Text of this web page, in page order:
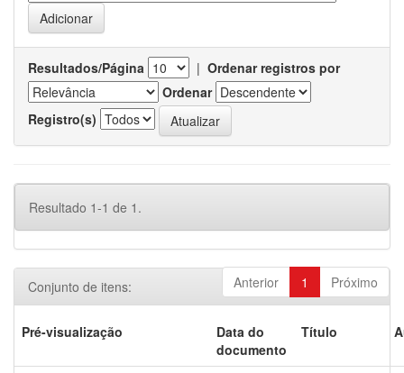
Resultados/Página | Ordenar registros por
Ordenar
Registro(s)
Resultado 1-1 de 1.
Anterior 1 Próximo
Conjunto de itens:
Pré-visualização
Data do
documento
Título